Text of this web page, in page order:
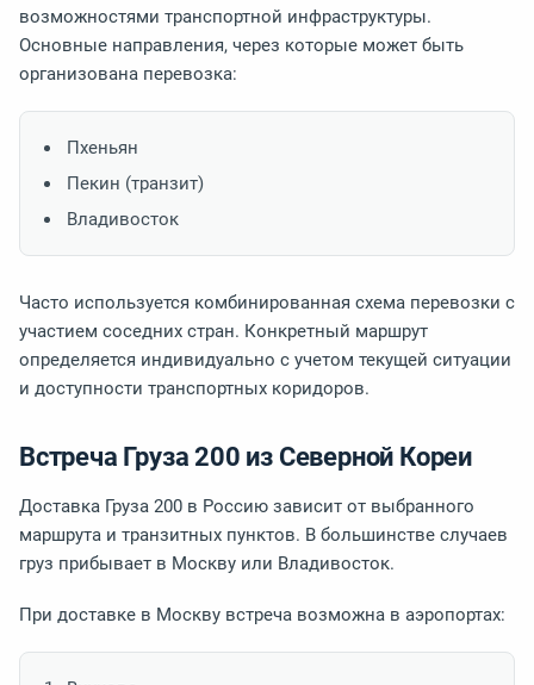
возможностями транспортной инфраструктуры.
Основные направления, через которые может быть
организована перевозка:
Пхеньян
Пекин (транзит)
Владивосток
Часто используется комбинированная схема перевозки с
участием соседних стран. Конкретный маршрут
определяется индивидуально с учетом текущей ситуации
и доступности транспортных коридоров.
Встреча Груза 200 из Северной Кореи
Доставка Груза 200 в Россию зависит от выбранного
маршрута и транзитных пунктов. В большинстве случаев
груз прибывает в Москву или Владивосток.
При доставке в Москву встреча возможна в аэропортах: